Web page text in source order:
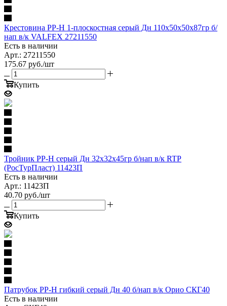
Крестовина PP-H 1-плоскостная серый Дн 110х50х50х87гр б/
нап в/к VALFEX 27211550
Есть в наличии
Арт.: 27211550
175.67 руб./шт
Купить
Тройник PP-H серый Дн 32х32х45гр б/нап в/к RTP
(РосТурПласт) 11423П
Есть в наличии
Арт.: 11423П
40.70 руб./шт
Купить
Патрубок PP-H гибкий серый Дн 40 б/нап в/к Орио СКГ40
Есть в наличии